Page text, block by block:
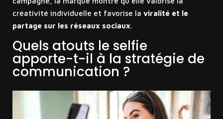
créativité individuelle et favorise la viralité et le
partage sur les réseaux sociaux.
Quels atouts le selfie
apporte-t-il à la stratégie de
communication ?